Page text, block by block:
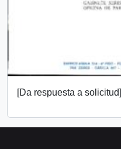
[Da respuesta a solicitud]